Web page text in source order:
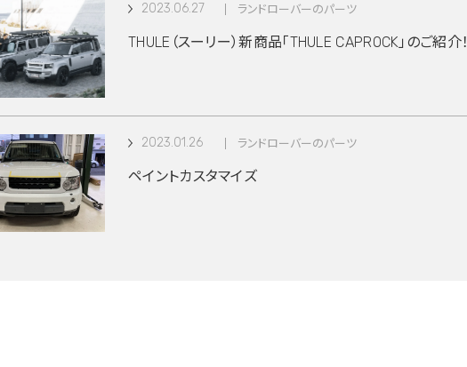
2023.06.27 ランドローバーのパーツ
THULE（スーリー）新商品「THULE CAPROCK」のご紹介！
2023.01.26 ランドローバーのパーツ
ペイントカスタマイズ